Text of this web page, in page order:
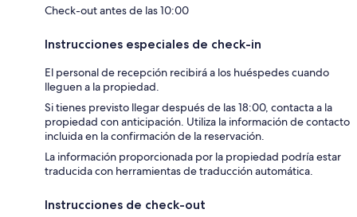
Check-out antes de las 10:00
Instrucciones especiales de check-in
El personal de recepción recibirá a los huéspedes cuando
lleguen a la propiedad.
Si tienes previsto llegar después de las 18:00, contacta a la
propiedad con anticipación. Utiliza la información de contacto
incluida en la confirmación de la reservación.
La información proporcionada por la propiedad podría estar
traducida con herramientas de traducción automática.
Instrucciones de check-out